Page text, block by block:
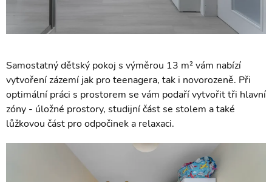
Samostatný dětský pokoj s výměrou 13 m² vám nabízí
vytvoření zázemí jak pro teenagera, tak i novorozeně. Při
optimální práci s prostorem se vám podaří vytvořit tři hlavní
zóny - úložné prostory, studijní část se stolem a také
lůžkovou část pro odpočinek a relaxaci.